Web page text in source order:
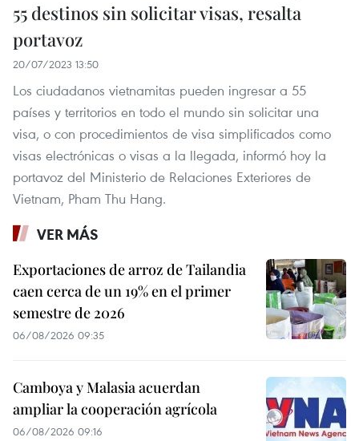
55 destinos sin solicitar visas, resalta
portavoz
20/07/2023 13:50
Los ciudadanos vietnamitas pueden ingresar a 55
países y territorios en todo el mundo sin solicitar una
visa, o con procedimientos de visa simplificados como
visas electrónicas o visas a la llegada, informó hoy la
portavoz del Ministerio de Relaciones Exteriores de
Vietnam, Pham Thu Hang.
VER MÁS
Exportaciones de arroz de Tailandia
caen cerca de un 19% en el primer
semestre de 2026
06/08/2026 09:35
Camboya y Malasia acuerdan
ampliar la cooperación agrícola
06/08/2026 09:16